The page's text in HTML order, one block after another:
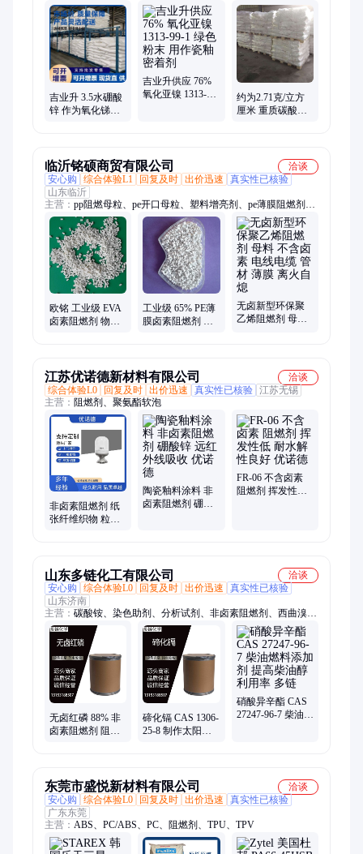
酸镁、肉桂醛、建筑料、磷酸铝、肉桂酸、戊二醛、切削液、叔
丁醇、清洗剂、硫化钠、硫化钡、升硫醚、硫化钙、杀菌液、氯
化锌、黄原胶、助染剂、椰子油、氯化锰、氧化锑
吉业升 3.5水硼酸
锌 作为氧化锑或
吉业升供应 76%
氧化亚镍 1313-99-
约为2.71克/立方
厘米 重质碳酸钙
临沂铭硕商贸有限公司
洽谈
安心购
综合体验L1 回复及时 出价迅速
真实性已核验
山东临沂
主营： pp阻燃母粒、pe开口母粒、塑料增亮剂、pe薄膜阻燃剂、
塑料防雾剂、防雾滴母料、防静电母粒、塑胶增光剂、塑料增光
剂、增光增亮剂、塑料除味剂、抗静电母粒、塑料开口母料、PP
降温母粒、气相防锈母粒、塑料润滑光亮剂、塑料防锈母粒、增
韧母料、防老化母料、爽滑开口母粒、橡胶增光剂、pe阻燃母
粒、abs阻燃母粒、聚丙烯降温母粒
欧铭 工业级 EVA
卤素阻燃剂 物理
工业级 65% PE薄
膜卤素阻燃剂 氧
无卤新型环保聚
乙烯阻燃剂 母料
江苏优诺德新材料有限公司
洽谈
综合体验L0
回复及时 出价迅速 真实性已核验 江苏无锡
主营： 阻燃剂、聚氨酯软泡
非卤素阻燃剂 纸
张纤维织物 粒度
陶瓷釉料涂料 非
卤素阻燃剂 硼酸
FR-06 不含卤素
阻燃剂 挥发性低
山东多链化工有限公司
洽谈
安心购
综合体验L0 回复及时 出价迅速
真实性已核验
山东济南
主营： 碳酸铵、染色助剂、分析试剂、非卤素阻燃剂、西曲溴
铵、2-丙二醇、4-二甲氨基吡啶、n-丁基苯磺酰胺、有机合成中
间体
无卤红磷 88% 非
卤素阻燃剂 阻燃
碲化镉 CAS 1306-
25-8 制作太阳能
硝酸异辛酯 CAS
27247-96-7 柴油燃
东莞市盛悦新材料有限公司
洽谈
安心购
综合体验L0 回复及时 出价迅速
真实性已核验
广东东莞
主营： ABS、PC/ABS、PC、阻燃剂、TPU、TPV